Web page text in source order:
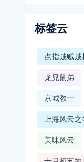
标签云
点指贼贼贼
龙兄鼠弟
京城教一
上海风云
美味风云